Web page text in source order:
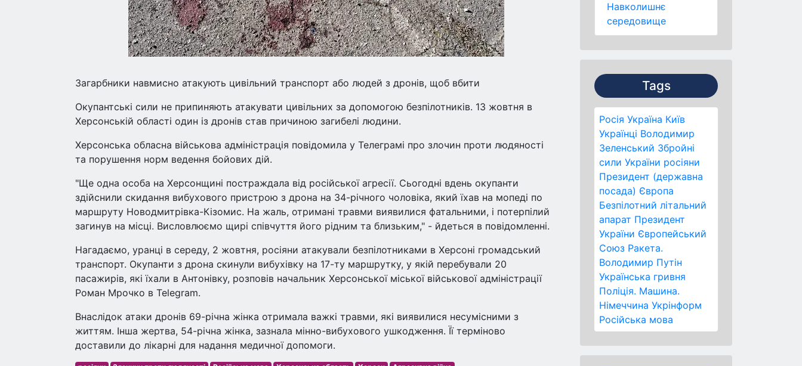
Навколишнє
середовище
Tags
Росія Україна Київ
Українці Володимир
Зеленський Збройні
сили України росіяни
Президент (державна
посада) Європа
Безпілотний літальний
апарат Президент
України Європейський
Союз Ракета.
Володимир Путін
Українська гривня
Поліція. Машина.
Німеччина Укрінформ
Російська мова
Загарбники навмисно атакують цивільний транспорт або людей з дронів, щоб вбити
Окупантські сили не припиняють атакувати цивільних за допомогою безпілотників. 13 жовтня в
Херсонській області один із дронів став причиною загибелі людини.
Херсонська обласна військова адміністрація повідомила у Телеграмі про злочин проти людяності
та порушення норм ведення бойових дій.
"Ще одна особа на Херсонщині постраждала від російської агресії. Сьогодні вдень окупанти
здійснили скидання вибухового пристрою з дрона на 34-річного чоловіка, який їхав на мопеді по
маршруту Новодмитрівка-Кізомис. На жаль, отримані травми виявилися фатальними, і потерпілий
загинув на місці. Висловлюємо щирі співчуття його рідним та близьким," - йдеться в повідомленні.
Нагадаємо, уранці в середу, 2 жовтня, росіяни атакували безпілотниками в Херсоні громадський
транспорт. Окупанти з дрона скинули вибухівку на 17-ту маршрутку, у якій перебували 20
пасажирів, які їхали в Антонівку, розповів начальник Херсонської міської військової адміністрації
Роман Мрочко в Telegram.
Внаслідок атаки дронів 69-річна жінка отримала важкі травми, які виявилися несумісними з
життям. Інша жертва, 54-річна жінка, зазнала мінно-вибухового ушкодження. Її терміново
доставили до лікарні для надання медичної допомоги.